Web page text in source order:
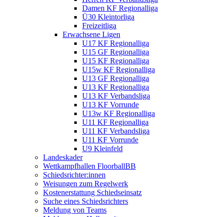
Damen KF Regionalliga
Ü30 Kleintorliga
Freizeitliga
Erwachsene Ligen
U17 KF Regionalliga
U15 GF Regionalliga
U15 KF Regionalliga
U15w KF Regionalliga
U13 GF Regionalliga
U13 KF Regionalliga
U13 KF Verbandsliga
U13 KF Vorrunde
U13w KF Regionalliga
U11 KF Regionalliga
U11 KF Verbandsliga
U11 KF Vorrunde
U9 Kleinfeld
Landeskader
Wettkampfhallen FloorballBB
Schiedsrichter:innen
Weisungen zum Regelwerk
Kostenerstattung Schiedseinsatz
Suche eines Schiedsrichters
Meldung von Teams